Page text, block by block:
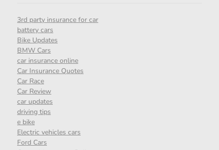
3rd party insurance for car
battery cars
Bike Updates
BMW Cars
car insurance online
Car Insurance Quotes
Car Race
Car Review
car updates
driving tips
e bike
Electric vehicles cars
Ford Cars